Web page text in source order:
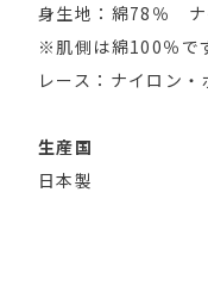
身生地：綿78％
※肌側は綿100％で
レース：ナイロン
生産国
日本製